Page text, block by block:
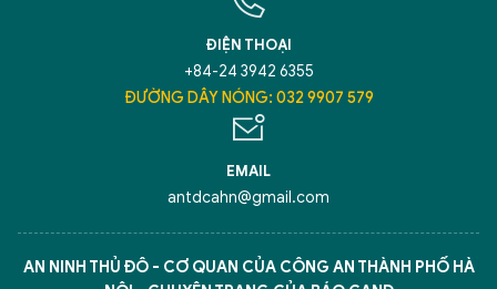
ĐIỆN THOẠI
+84-24 3942 6355
ĐƯỜNG DÂY NÓNG: 032 9907 579
EMAIL
antdcahn@gmail.com
AN NINH THỦ ĐÔ - CƠ QUAN CỦA CÔNG AN THÀNH PHỐ HÀ